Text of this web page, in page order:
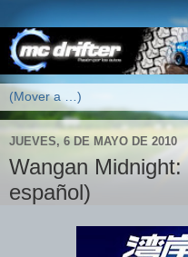
JUEVES, 6 DE MAYO DE 2010
Wangan
español)